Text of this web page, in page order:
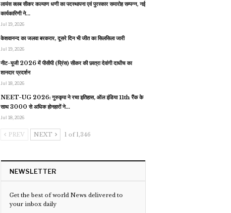
लायंस क्लब सीकर कल्याण धणी का पदस्थापना एवं पुरस्कार समारोह सम्पन्न, नई
कार्यकारिणी ने…
Jul 19, 2026
केशवानन्द का जलवा बरकरार, दूसरे दिन भी जीत का सिलसिला जारी
Jul 19, 2026
नीट-यूजी 2026 में पीसीपी (प्रिंस) सीकर की छात्रा देवांगी दाधीच का
शानदार प्रदर्शन
Jul 18, 2026
NEET-UG 2026: गुरुकृपा ने रचा इतिहास, ऑल इंडिया 11th रैंक के
साथ 3000 से अधिक होनहारों ने…
Jul 18, 2026
PREV NEXT 1 of 1,346
NEWSLETTER
Get the best of world News delivered to
your inbox daily